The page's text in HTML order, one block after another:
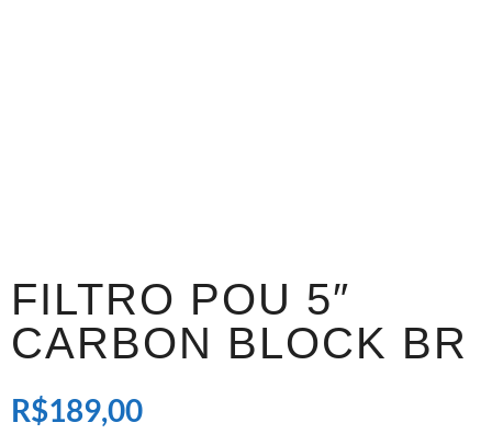
FILTRO POU 5″
CARBON BLOCK BR
R$189,00